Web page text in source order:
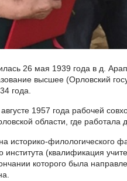
26 мая 1939 года в д.
высшее (Орловский
года.
1957 года рабочей
области, где работала
историко-филологического
института (квалификация
которого была